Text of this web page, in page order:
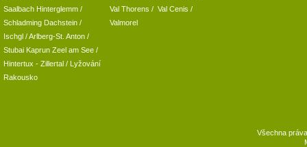
Saalbach Hinterglemm /
Schladming Dachstein /
Ischgl /Arlberg-St. Anton /
Stubai Kaprun Zeel am See /
Hintertux - Zillertal / Lyžování
Rakousko
Val Thorens / Val Cenis /
Valmorel
Všechna